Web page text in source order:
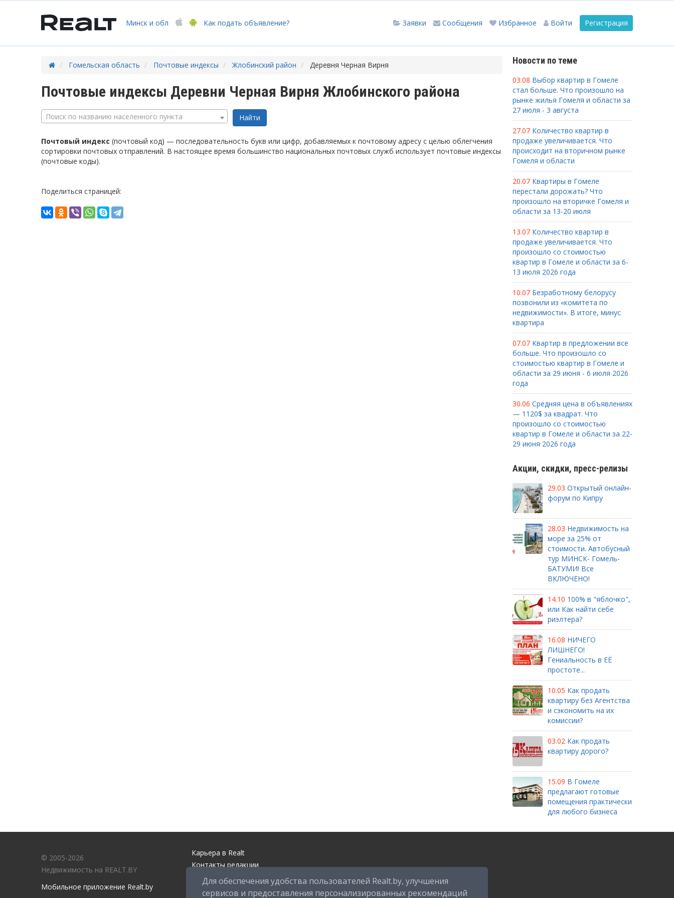
Для обеспечения удобства пользователей Realt.by, улучшения
сервисов и предоставления персонализированных рекомендаций
Минск и обл Как подать объявление? Регистрация
Войти
Избранное
Сообщения
Заявки
Гомельская область Почтовые индексы Жлобинский район Деревня Черная Вирня
Почтовые индексы Деревни Черная Вирня Жлобинского района
Поиск по названию населенного пункта
Почтовый индекс (почтовый код) — последовательность букв или цифр, добавляемых к почтовому адресу с целью облегчения
сортировки почтовых отправлений. В настоящее время большинство национальных почтовых служб использует почтовые индексы
(почтовые коды).
Поделиться страницей:
Новости по теме
03.08 Выбор квартир в Гомеле
стал больше. Что произошло на
рынке жилья Гомеля и области за
27 июля - 3 августа
27.07 Количество квартир в
продаже увеличивается. Что
происходит на вторичном рынке
Гомеля и области
20.07 Квартиры в Гомеле
перестали дорожать? Что
произошло на вторичке Гомеля и
области за 13-20 июля
13.07 Количество квартир в
продаже увеличивается. Что
произошло со стоимостью
квартир в Гомеле и области за 6-
13 июля 2026 года
10.07 Безработному белорусу
позвонили из «комитета по
недвижимости». В итоге, минус
квартира
07.07 Квартир в предложении все
больше. Что произошло со
стоимостью квартир в Гомеле и
области за 29 июня - 6 июля 2026
года
30.06 Средняя цена в объявлениях
— 1120$ за квадрат. Что
произошло со стоимостью
квартир в Гомеле и области за 22-
29 июня 2026 года
Акции, скидки, пресс-релизы
29.03 Открытый онлайн-
форум по Кипру
28.03 Недвижимость на
море за 25% от
стоимости. Автобусный
тур МИНСК- Гомель-
БАТУМИ! Все
ВКЛЮЧЕНО!
14.10 100% в "яблочко",
или Как найти себе
риэлтера?
16.08 НИЧЕГО
ЛИШНЕГО!
Гениальность в ЕЁ
простоте...
10.05 Как продать
квартиру без Агентства
и сэкономить на их
комиссии?
03.02 Как продать
квартиру дорого?
15.09 В Гомеле
предлагают готовые
помещения практически
для любого бизнеса
© 2005-2026
Недвижимость на REALT.BY
Мобильное приложение Realt.by
Карьера в Realt
Контакты редакции
Справочный центр
Служба поддержки